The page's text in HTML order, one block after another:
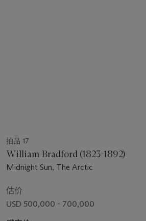
拍品 17
William Bradford (1823-1892)
Midnight Sun, The Arctic
估价
USD 500,000 - 700,000